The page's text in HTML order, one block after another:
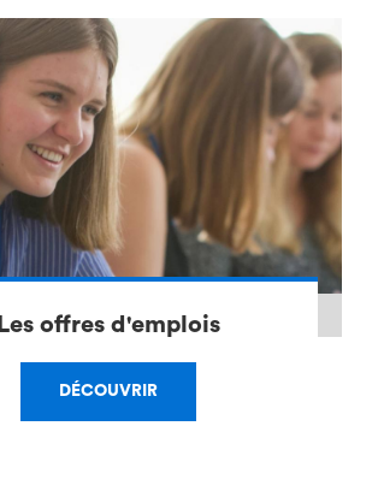
Les offres d'emplois
DÉCOUVRIR